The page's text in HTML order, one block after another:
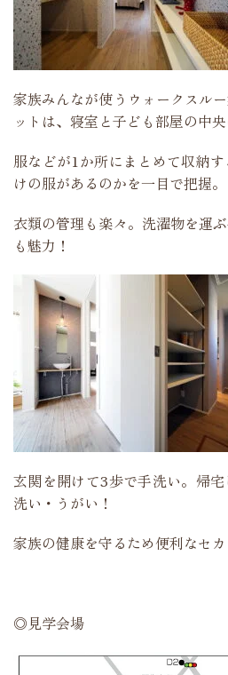
家族みんなが使うウォークスル
ットは、寝室と子ども部屋の中央
服などが1か所にまとめて収納
けの服があるのかを一目で把握。
衣類の管理も楽々。洗濯物を運
も魅力！
玄関を開けて3歩で手洗い。帰
洗い・うがい！
家族の健康を守るため便利なセカ
◎見学会場